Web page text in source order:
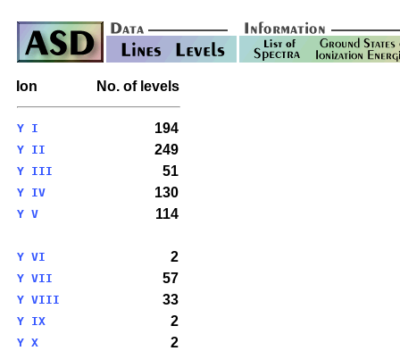
Ion No. of levels
Y I 194
Y II 249
Y III 51
Y IV 130
Y V 114
Y VI 2
Y VII 57
Y VIII 33
Y IX 2
Y X 2